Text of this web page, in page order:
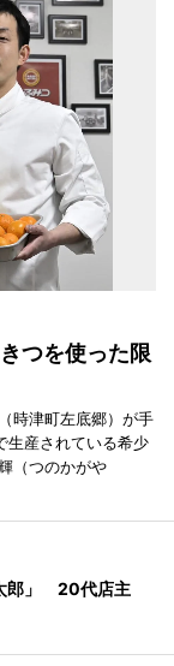
つを使った限
時津町左底郷）が手
生産されている希少
（つのかがや
郎」 20代店主